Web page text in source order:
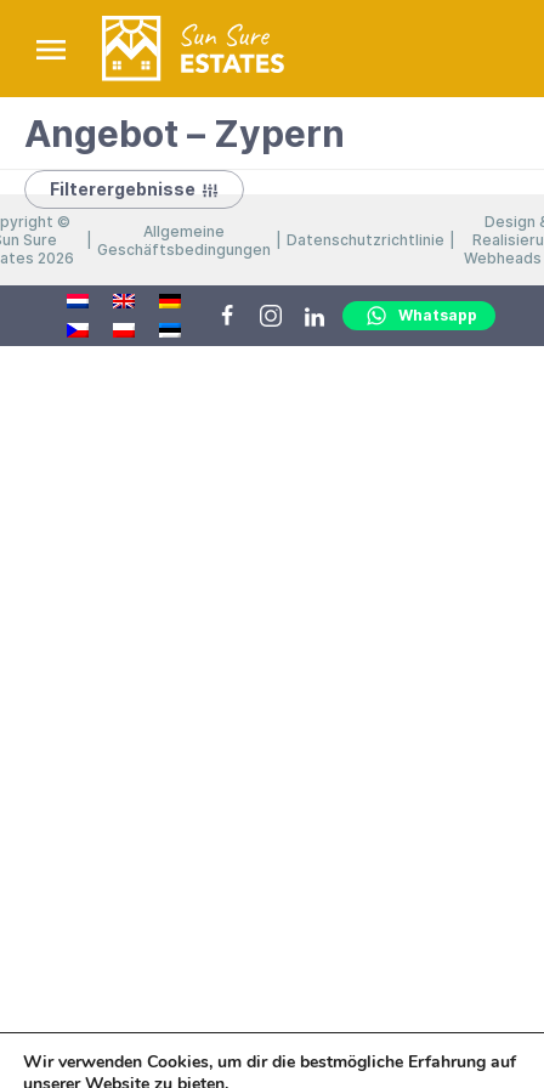
Angebot – Zypern
Filterergebnisse
©
Sure
2026
Allgemeine
Geschäftsbedingungen
Datenschutzrichtlinie
Design
Webheads
Whatsapp
Wir verwenden Cookies, um dir die bestmögliche Erfahrung auf